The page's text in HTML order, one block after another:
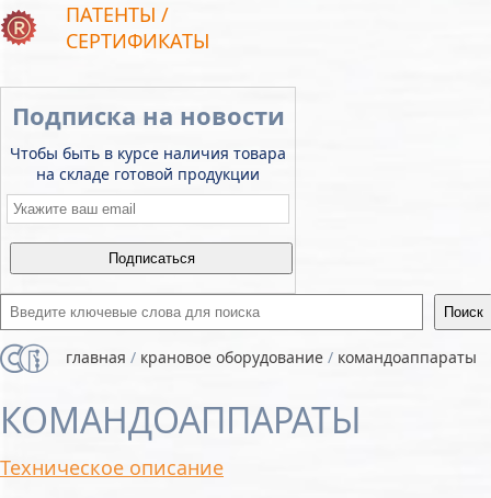
ПАТЕНТЫ /
СЕРТИФИКАТЫ
Подписка на новости
Чтобы быть в курсе наличия товара
на складе готовой продукции
Email*
Введите ключевые слова для поиска
главная / крановое оборудование / командоаппараты
КОМАНДОАППАРАТЫ
Техническое описание